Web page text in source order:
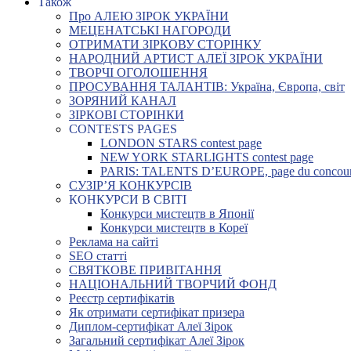
Про АЛЕЮ ЗІРОК УКРАЇНИ
МЕЦЕНАТСЬКІ НАГОРОДИ
ОТРИМАТИ ЗІРКОВУ СТОРІНКУ
НАРОДНИЙ АРТИСТ АЛЕЇ ЗІРОК УКРАЇНИ
ТВОРЧІ ОГОЛОШЕННЯ
ПРОСУВАННЯ ТАЛАНТІВ: Україна, Європа, світ
ЗОРЯНИЙ КАНАЛ
ЗІРКОВІ СТОРІНКИ
CONTESTS PAGES
LONDON STARS contest page
NEW YORK STARLIGHTS contest page
PARIS: TALENTS D’EUROPE, page du
СУЗІР’Я КОНКУРСІВ
КОНКУРСИ В СВІТІ
Конкурси мистецтв в Японії
Конкурси мистецтв в Кореї
Реклама на сайті
SEO статті
СВЯТКОВЕ ПРИВІТАННЯ
НАЦІОНАЛЬНИЙ ТВОРЧИЙ ФОНД
Реєстр сертифікатів
Як отримати сертифікат призера
Диплом-сертифікат Алеї Зірок
Загальний сертифікат Алеї Зірок